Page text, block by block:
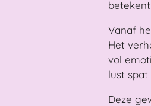
Vanaf
Het
vol
lust
Deze